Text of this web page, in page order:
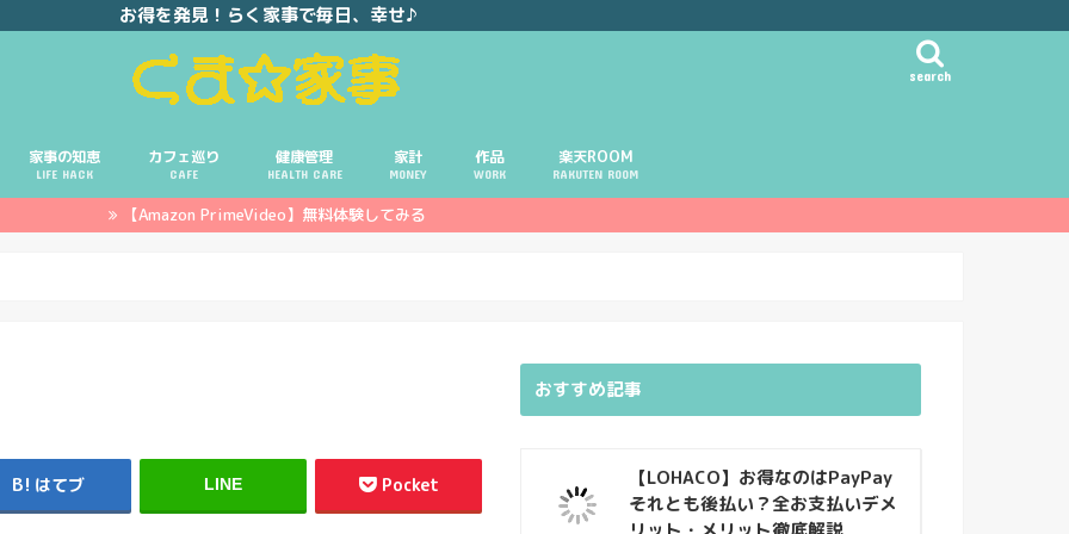
お得を発見！らく家事で毎日、幸せ♪
search
家事の知恵
LIFE HACK
カフェ巡り
CAFE
健康管理
HEALTH CARE
家計
MONEY
ポイ活
投資
副業
作品
WORK
楽天ROOM
RAKUTEN ROOM
【Amazon PrimeVideo】無料体験してみる
はてブ LINE Pocket
おすすめ記事
【LOHACO】お得なのはPayPay
それとも後払い？全お支払いデメ